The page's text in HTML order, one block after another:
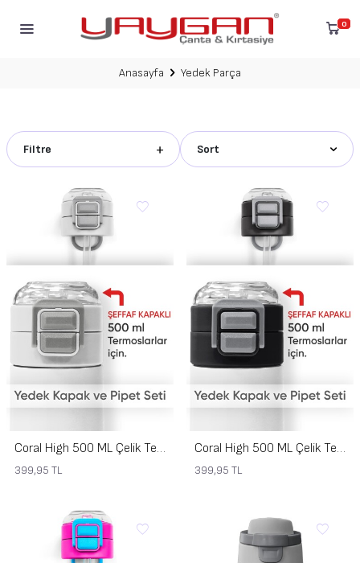
0
Anasayfa Yedek Parça
Filtre Sort
Coral High 500 ML Çelik Termos Şeffaf Kapak için Gri Yedek Kapak ve Pipet Kiti 1907-KS
399,95 TL
Coral High 500 ML Çelik Termos Şeffaf Kapak için Siyah Gri Yedek Kapak ve Pipet Kiti 1905-KS
399,95 TL